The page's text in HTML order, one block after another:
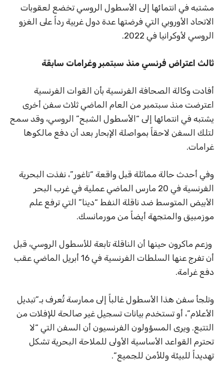
مشتبه في انتمائها إلى الأسطول الروسي تخضع لعقوبات
الاتحاد الأوروبي التي فرضتها عدة دول غربية رداً على الغزو
الروسي لأوكرانيا في 2022.
ثالث اعتراض فرنسي منذ سبتمبر وغرامات سابقة
أفادت وكالة الصحافة الفرنسية بأن القوات الفرنسية
اعترضت منذ سبتمبر من العام الماضي ثلاث سفن أخرى
يشتبه في انتمائها إلى “الأسطول الشبح” الروسي، وقد سمح
لتلك السفن لاحقاً بمواصلة الإبحار بعد أن دفع مالكوها
غرامات.
وفي أحدث حالة مماثلة قبل واقعة “تاغور”، نفذت البحرية
الفرنسية في 20 مارس الماضي عملية في غرب البحر
الأبيض المتوسط ضد ناقلة النفط “دينا” التي ترفع علم
موزمبيق والمتجهة أيضاً من مورمانسك.
وزعم ماكرون حينها أن الناقلة تابعة للأسطول الروسي، قبل
أن تفرج عنها السلطات الفرنسية في 16 أبريل الماضي عقب
دفع غرامة.
وتلجأ سفن هذا الأسطول غالباً إلى ممارسة تُعرف بـ”تبديل
الأعلام”، أو تستخدم بيانات تسجيل غير صالحة للإفلات من
التتبع. ويرى المسؤولون الفرنسيون أن السفن التي “لا
تحترم القواعد الأساسية الأولى للملاحة البحرية تشكل
تهديداً للبيئة وللأمن للجميع”.